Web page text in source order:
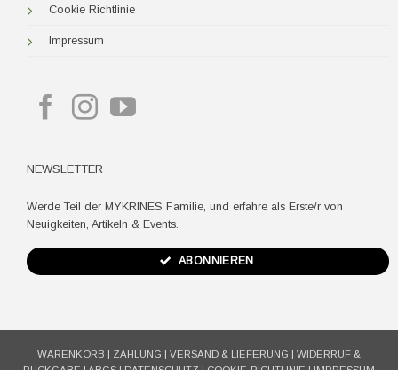
Cookie Richtlinie
Impressum
NEWSLETTER
Werde Teil der MYKRINES Familie, und erfahre als Erste/r von
Neuigkeiten, Artikeln & Events.
ABONNIEREN
WARENKORB | ZAHLUNG | VERSAND & LIEFERUNG | WIDERRUF &